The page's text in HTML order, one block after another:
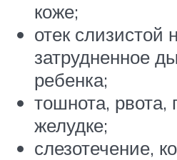
коже;
отек слизистой
затрудненное
ребенка;
тошнота, рвота,
желудке;
слезотечение,